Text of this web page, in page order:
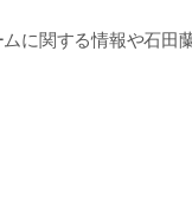
に関する情報や石田